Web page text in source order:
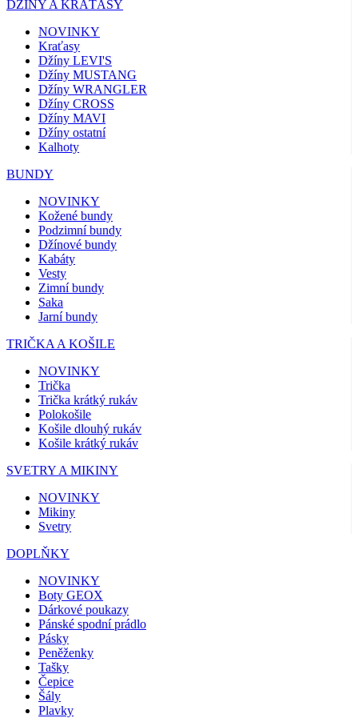
DŽÍNY A KRAŤASY
NOVINKY
Kraťasy
Džíny LEVI'S
Džíny MUSTANG
Džíny WRANGLER
Džíny CROSS
Džíny MAVI
Džíny ostatní
Kalhoty
BUNDY
NOVINKY
Kožené bundy
Podzimní bundy
Džínové bundy
Kabáty
Vesty
Zimní bundy
Saka
Jarní bundy
TRIČKA A KOŠILE
NOVINKY
Trička
Trička krátký rukáv
Polokošile
Košile dlouhý rukáv
Košile krátký rukáv
SVETRY A MIKINY
NOVINKY
Mikiny
Svetry
DOPLŇKY
NOVINKY
Boty GEOX
Dárkové poukazy
Pánské spodní prádlo
Pásky
Peněženky
Tašky
Čepice
Šály
Plavky